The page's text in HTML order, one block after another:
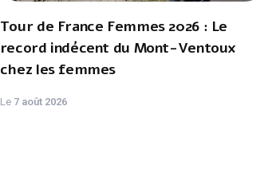
Tour de France Femmes 2026 : Le
record indécent du Mont-Ventoux
chez les femmes
Le 7 août 2026